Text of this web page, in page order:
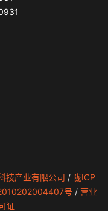
技产业有限公司 / 陇ICP
号 / 营业
证